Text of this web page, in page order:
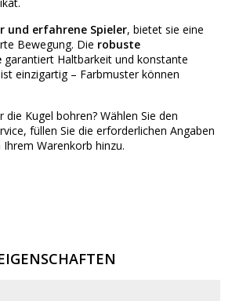
und erfahrene Spieler, bietet sie eine
Bewegung. Die robuste
garantiert Haltbarkeit und konstante
ist einzigartig – Farbmuster können
die Kugel bohren? Wählen Sie den
, füllen Sie die erforderlichen Angaben
Warenkorb hinzu.